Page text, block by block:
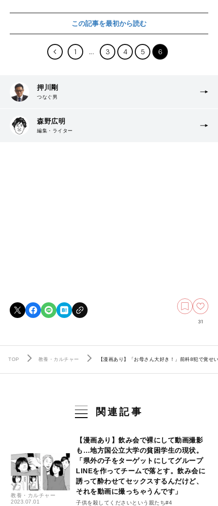
この記事を最初から読む
1 3 4 5 6
押川剛
つなぐ男
森野広明
編集・ライター
31
TOP 教養・カルチャー 【漫画あり】「お母さん大好き！」前科8犯で覚
関連記事
教養・カルチャー
2023.07.01
【漫画あり】飲み会で裸にして動画撮影
も…地方国公立大学の貧困学生の現状。
「県外の子をターゲットにしてグループ
LINEを作ってチームで落とす。飲み会に
誘って酔わせてセックスするんだけど、
それを動画に撮っちゃうんです」
子供を殺してくださいという親たち#4